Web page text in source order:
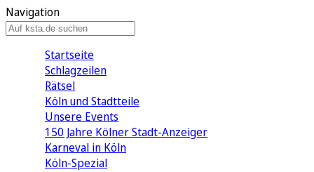
Navigation
Startseite
Schlagzeilen
Rätsel
Köln und Stadtteile
Unsere Events
150 Jahre Kölner Stadt-Anzeiger
Karneval in Köln
Köln-Spezial